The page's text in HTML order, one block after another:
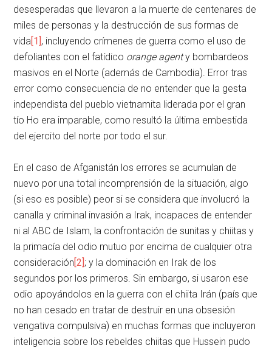
desesperadas que llevaron a la muerte de centenares de
miles de personas y la destrucción de sus formas de
vida[1], incluyendo crímenes de guerra como el uso de
defoliantes con el fatídico orange agenty bombardeos
masivos en el Norte (además de Cambodia). Error tras
error como consecuencia de no entender que la gesta
independista del pueblo vietnamita liderada por el gran
tío Ho era imparable, como resultó la última embestida
del ejercito del norte por todo el sur.
En el caso de Afganistán los errores se acumulan de
nuevo por una total incomprensión de la situación, algo
(si eso es posible) peor si se considera que involucró la
canalla y criminal invasión a Irak, incapaces de entender
ni al ABC de Islam, la confrontación de sunitas y chiitas y
la primacía del odio mutuo por encima de cualquier otra
consideración[2]; y la dominación en Irak de los
segundos por los primeros. Sin embargo, si usaron ese
odio apoyándolos en la guerra con el chiita Irán (país que
no han cesado en tratar de destruir en una obsesión
vengativa compulsiva) en muchas formas que incluyeron
inteligencia sobre los rebeldes chiitas que Hussein pudo